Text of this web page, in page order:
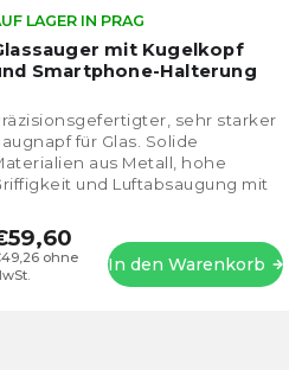
mit Kugelkopf
Smartphone-Halterung
LAGER IN PRAG
ohne
In den Warenkorb
sehr starker
für Glas. Solide
aus Metall, hohe
und Luftabsaugung mit
für das Filmen...